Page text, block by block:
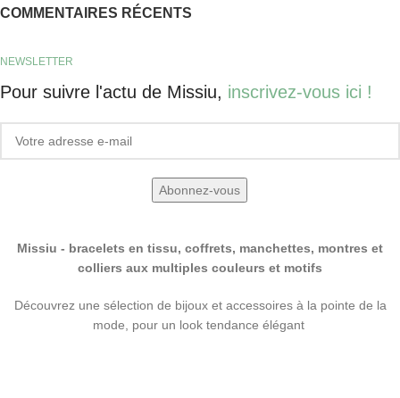
COMMENTAIRES RÉCENTS
NEWSLETTER
Pour suivre l'actu de Missiu, inscrivez-vous ici !
Missiu - bracelets en tissu, coffrets, manchettes, montres et
colliers aux multiples couleurs et motifs
Découvrez une sélection de bijoux et accessoires à la pointe de la
mode, pour un look tendance élégant